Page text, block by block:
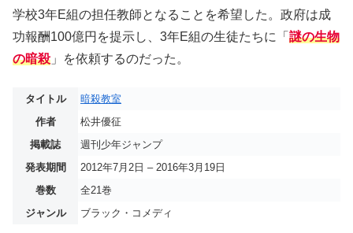
学校3年E組の担任教師となることを希望した。政府は成
功報酬100億円を提示し、3年E組の生徒たちに「 謎の生物
の暗殺 」を依頼するのだった。
タイトル
暗殺教室
作者
松井優征
掲載誌
週刊少年ジャンプ
発表期間
2012年7月2日 – 2016年3月19日
巻数
全21巻
ジャンル
ブラック・コメディ